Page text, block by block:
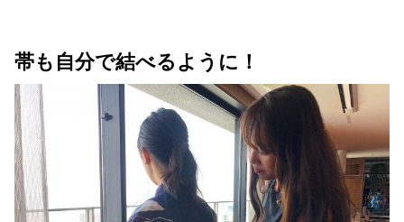
帯も自分で結べるように！